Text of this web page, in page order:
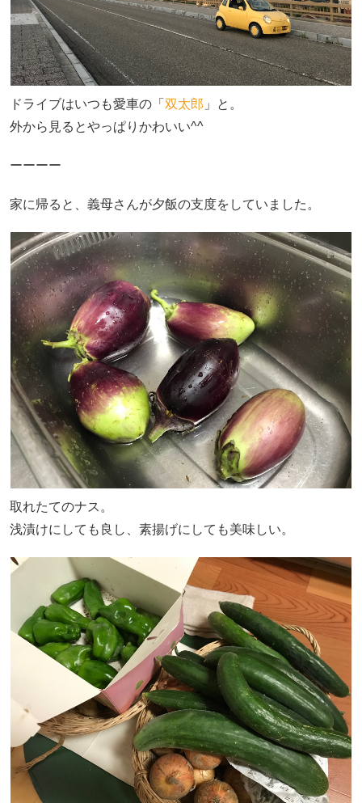
ドライブはいつも愛車の「 双太郎 」と。
外から見るとやっぱりかわいい^^
ーーーー
家に帰ると、義母さんが夕飯の支度をしていました。
取れたてのナス。
浅漬けにしても良し、素揚げにしても美味しい。